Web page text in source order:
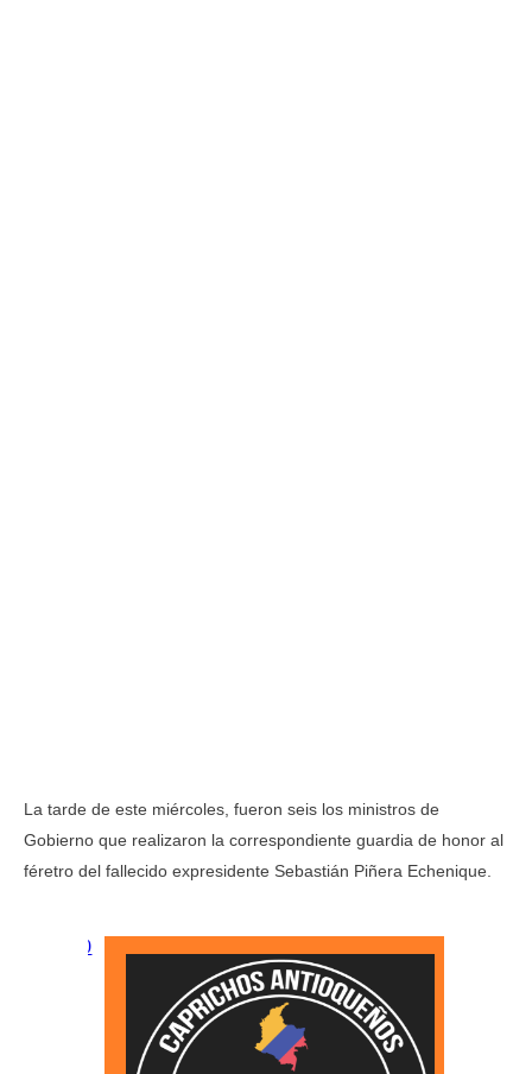
La tarde de este miércoles, fueron seis los ministros de
Gobierno que realizaron la correspondiente guardia de honor al
féretro del fallecido expresidente Sebastián Piñera Echenique.